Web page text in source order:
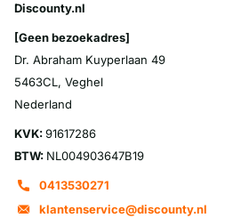
Discounty.nl
[Geen bezoekadres]
Dr. Abraham Kuyperlaan 49
5463CL, Veghel
Nederland
KVK:91617286
BTW: NL004903647B19
0413530271
klantenservice@discounty.nl